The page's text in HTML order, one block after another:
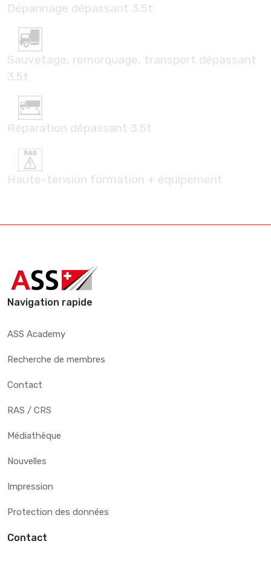
Dépannage dépassant 3.5t
Sauvetage, remorquage, transport dépassant
3.5t
Réparation dépassant 3.5t
Haute-tension formation + équipement
Navigation rapide
ASS Academy
Recherche de membres
Contact
RAS / CRS
Médiathèque
Nouvelles
Impression
Protection des données
Contact